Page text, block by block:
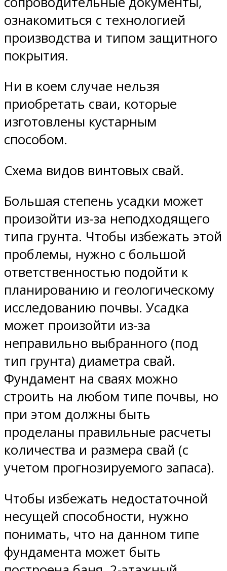
ознакомиться с технологией
производства и типом защитного
покрытия.
Ни в коем случае нельзя
приобретать сваи, которые
изготовлены кустарным
способом.
Схема видов винтовых свай.
Большая степень усадки может
произойти из-за неподходящего
типа грунта. Чтобы избежать этой
проблемы, нужно с большой
ответственностью подойти к
планированию и геологическому
исследованию почвы. Усадка
может произойти из-за
неправильно выбранного (под
тип грунта) диаметра свай.
Фундамент на сваях можно
строить на любом типе почвы, но
при этом должны быть
проделаны правильные расчеты
количества и размера свай (с
учетом прогнозируемого запаса).
Чтобы избежать недостаточной
несущей способности, нужно
понимать, что на данном типе
фундамента может быть